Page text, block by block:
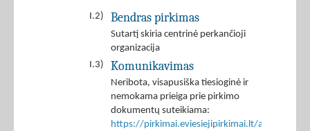
I.2) Bendras pirkimas
Sutartį skiria centrinė perkančioji
organizacija
I.3)
Komunikavimas
Neribota, visapusiška tiesioginė ir
nemokama prieiga prie pirkimo
dokumentų suteikiama:
https://pirkimai.eviesiejipirkimai.lt/app/rfq/